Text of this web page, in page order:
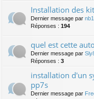
Installation des
Dernier message par
Réponses : 194
quel est cette
Dernier message par
Réponses : 3
installation d'un
pp7s
Dernier message par